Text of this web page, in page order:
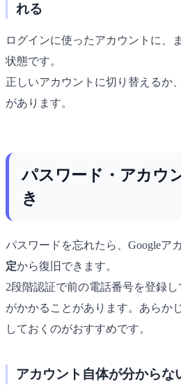
れる
ログインに使ったアカウントに、
状態です。
正しいアカウントに切り替えるか
があります。
パスワード・アカウ
き
パスワードを忘れたら、Googleア
定から復旧できます。
2段階認証で前の電話番号を登録
がかかることがあります。あらか
しておくのがおすすめです。
アカウント自体が分からな